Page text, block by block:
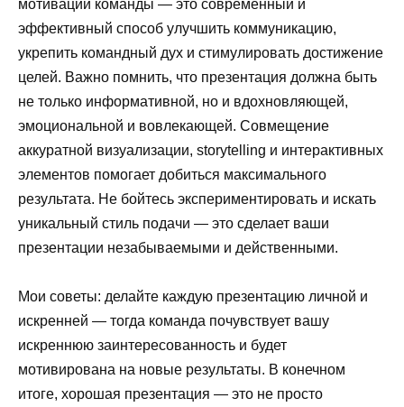
мотивации команды — это современный и
эффективный способ улучшить коммуникацию,
укрепить командный дух и стимулировать достижение
целей. Важно помнить, что презентация должна быть
не только информативной, но и вдохновляющей,
эмоциональной и вовлекающей. Совмещение
аккуратной визуализации, storytelling и интерактивных
элементов помогает добиться максимального
результата. Не бойтесь экспериментировать и искать
уникальный стиль подачи — это сделает ваши
презентации незабываемыми и действенными.
Мои советы: делайте каждую презентацию личной и
искренней — тогда команда почувствует вашу
искреннюю заинтересованность и будет
мотивирована на новые результаты. В конечном
итоге, хорошая презентация — это не просто